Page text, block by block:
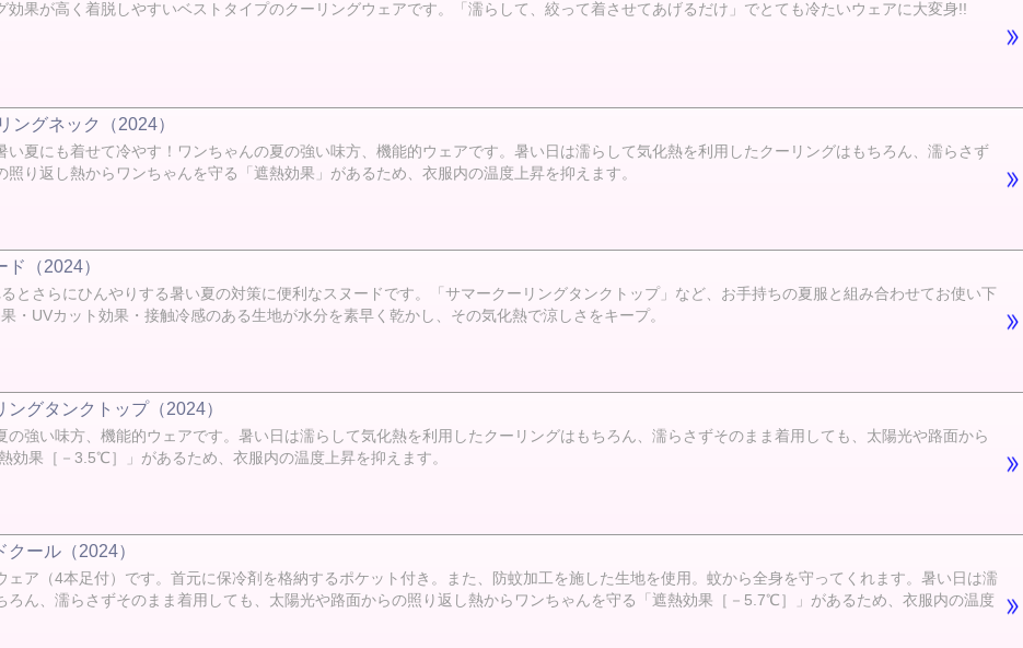
果が高く着脱しやすいベストタイプのクーリングウェアです。「濡らして、絞って着させてあげるだけ」でとても冷たいウェアに大変身!!
ングネック（2024）
夏にも着せて冷やす！ワンちゃんの夏の強い味方、機能的ウェアです。暑い日は濡らして気化熱を利用したクーリングはもちろん、濡らさず
り返し熱からワンちゃんを守る「遮熱効果」があるため、衣服内の温度上昇を抑えます。
（2024）
とさらにひんやりする暑い夏の対策に便利なスヌードです。「サマークーリングタンクトップ」など、お手持ちの夏服と組み合わせてお使い下
・UVカット効果・接触冷感のある生地が水分を素早く乾かし、その気化熱で涼しさをキープ。
グタンクトップ（2024）
強い味方、機能的ウェアです。暑い日は濡らして気化熱を利用したクーリングはもちろん、濡らさずそのまま着用しても、太陽光や路面から
効果［－3.5℃］」があるため、衣服内の温度上昇を抑えます。
ール（2024）
ア（4本足付）です。首元に保冷剤を格納するポケット付き。また、防蚊加工を施した生地を使用。蚊から全身を守ってくれます。暑い日は濡
ろん、濡らさずそのまま着用しても、太陽光や路面からの照り返し熱からワンちゃんを守る「遮熱効果［－5.7℃］」があるため、衣服内の温度